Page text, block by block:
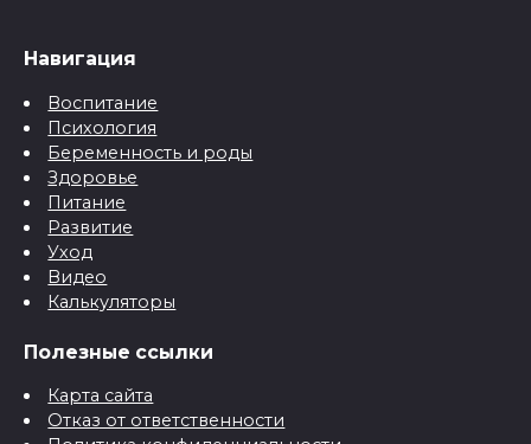
Навигация
Воспитание
Психология
Беременность и роды
Здоровье
Питание
Развитие
Уход
Видео
Калькуляторы
Полезные ссылки
Карта сайта
Отказ от ответственности